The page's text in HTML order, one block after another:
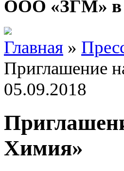
ООО «ЗГМ» в
Главная »
Приглашение
05.09.2018
Химия»